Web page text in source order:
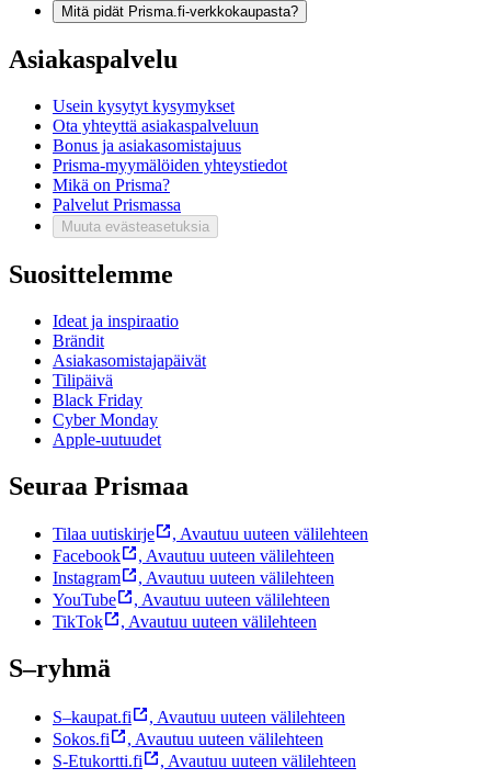
Mitä pidät Prisma.fi-verkkokaupasta?
Asiakaspalvelu
Usein kysytyt kysymykset
Ota yhteyttä asiakaspalveluun
Bonus ja asiakasomistajuus
Prisma-myymälöiden yhteystiedot
Mikä on Prisma?
Palvelut Prismassa
Muuta evästeasetuksia
Suosittelemme
Ideat ja inspiraatio
Brändit
Asiakasomistajapäivät
Tilipäivä
Black Friday
Cyber Monday
Apple-uutuudet
Seuraa Prismaa
Tilaa uutiskirje , Avautuu uuteen välilehteen
Facebook
, Avautuu uuteen välilehteen
Instagram
, Avautuu uuteen välilehteen
YouTube
, Avautuu uuteen välilehteen
TikTok
, Avautuu uuteen välilehteen
S–ryhmä
S–kaupat.fi , Avautuu uuteen välilehteen
Sokos.fi
, Avautuu uuteen välilehteen
S-Etukortti.fi
, Avautuu uuteen välilehteen